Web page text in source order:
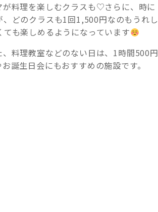
料理を楽しむクラスも♡さらに、時に
どのクラスも1回1,500円なのもうれし
も楽しめるようになっています
料理教室などのない日は、1時間500円
誕生日会にもおすすめの施設です。